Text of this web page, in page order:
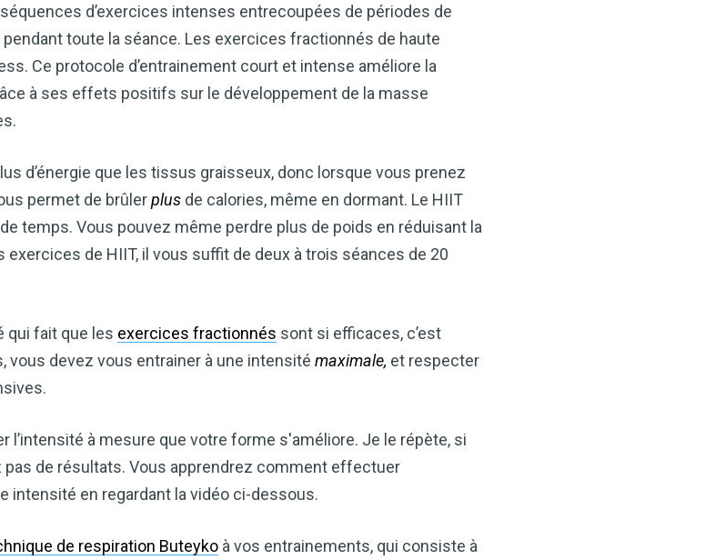
d’exercices intenses entrecoupées de périodes de
pendant toute la séance. Les exercices fractionnés de haute
Ce protocole d’entrainement court et intense améliore la
à ses effets positifs sur le développement de la masse
d’énergie que les tissus graisseux, donc lorsque vous prenez
permet de brûlerplus de calories, même en dormant. Le HIIT
temps. Vous pouvez même perdre plus de poids en réduisant la
de HIIT, il vous suffit de deux à trois séances de 20
qui fait que les exercices fractionnés sont si efficaces, c’est
vous devez vous entrainer à une intensité maximale, et respecter
l’intensité à mesure que votre forme s'améliore. Je le répète, si
pas de résultats. Vous apprendrez comment effectuer
en regardant la vidéo ci-dessous.
de respiration Buteyko à vos entrainements, qui consiste à